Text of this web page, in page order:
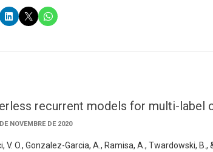
recurrent models for multi-label
NOVEMBRE DE 2020
V. O., Gonzalez-Garcia, A., Ramisa, A., Twardowski,